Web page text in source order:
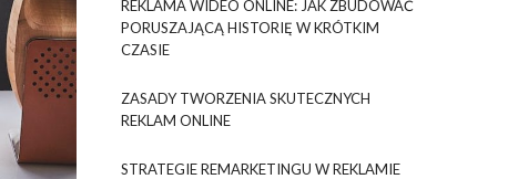
REKLAMA WIDEO ONLINE: JAK ZBUDOWAĆ
PORUSZAJĄCĄ HISTORIĘ W KRÓTKIM
CZASIE
ZASADY TWORZENIA SKUTECZNYCH
REKLAM ONLINE
STRATEGIE REMARKETINGU W REKLAMIE